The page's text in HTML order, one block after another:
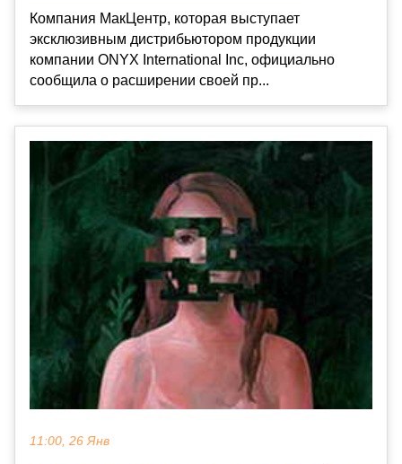
Компания МакЦентр, которая выступает
эксклюзивным дистрибьютором продукции
компании ONYX International Inc, официально
сообщила о расширении своей пр...
11:00, 26 Янв